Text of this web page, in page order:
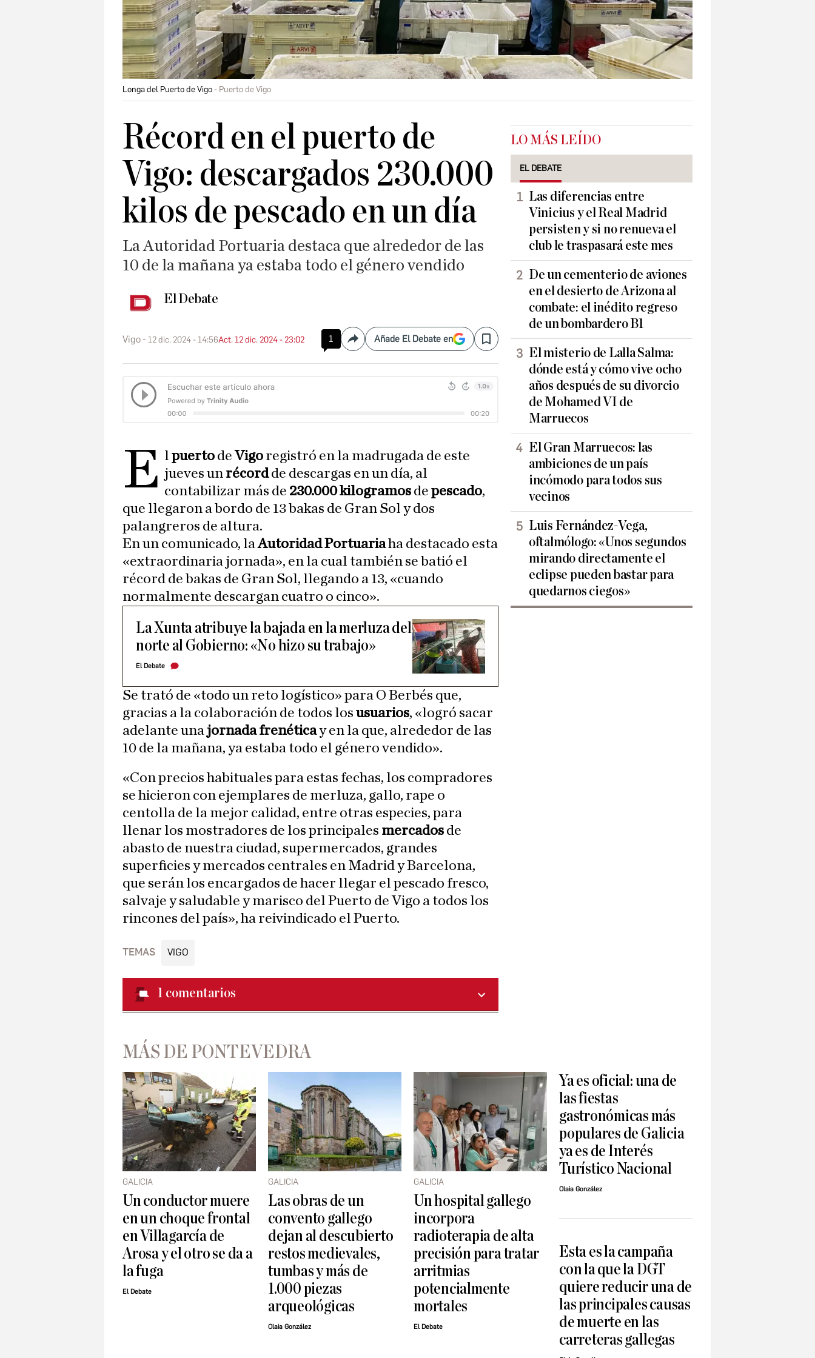
Longa del Puerto de Vigo Puerto de Vigo
Récord en el puerto de
Vigo: descargados 230.000
kilos de pescado en un día
La Autoridad Portuaria destaca que alrededor de las
10 de la mañana ya estaba todo el género vendido
El Debate
Vigo 12 dic. 2024 - 14:56Act. 12 dic. 2024 - 23:02 1 CompartirAñade El Debate en Save
E lpuerto deVigo registró en la madrugada de este
jueves un récordde descargas en un día, al
contabilizar más de 230.000 kilogramos depescado,
que llegaron a bordo de 13 bakas de Gran Sol y dos
palangreros de altura.
En un comunicado, laAutoridad Portuariaha destacado esta
«extraordinaria jornada», en la cual también se batió el
récord de bakas de Gran Sol, llegando a 13, «cuando
normalmente descargan cuatro o cinco».
La Xunta atribuye la bajada en la merluza del
norte al Gobierno: «No hizo su trabajo»
El Debate
Se trató de «todo un reto logístico» para O Berbés que,
gracias a la colaboración de todos los usuarios, «logró sacar
adelante una jornada frenéticay en la que, alrededor de las
10 de la mañana, ya estaba todo el género vendido».
«Con precios habituales para estas fechas, los compradores
se hicieron con ejemplares de merluza, gallo, rape o
centolla de la mejor calidad, entre otras especies, para
llenar los mostradores de los principales mercados de
abasto de nuestra ciudad, supermercados, grandes
superficies y mercados centrales en Madrid y Barcelona,
que serán los encargados de hacer llegar el pescado fresco,
salvaje y saludable y marisco del Puerto de Vigo a todos los
rincones del país», ha reivindicado el Puerto.
TEMAS VIGO
1 comentarios
LO MÁS LEÍDO
EL DEBATE
Las diferencias entre
Vinicius y el Real Madrid
persisten y si no renueva el
club le traspasará este mes
De un cementerio de aviones
en el desierto de Arizona al
combate: el inédito regreso
de un bombardero B1
El misterio de Lalla Salma:
dónde está y cómo vive ocho
años después de su divorcio
de Mohamed VI de
Marruecos
El Gran Marruecos: las
ambiciones de un país
incómodo para todos sus
vecinos
Luis Fernández-Vega,
oftalmólogo: «Unos segundos
mirando directamente el
eclipse pueden bastar para
quedarnos ciegos»
MÁS DE PONTEVEDRA
GALICIA
Un conductor muere
en un choque frontal
en Villagarcía de
Arosa y el otro se da a
la fuga
El Debate
GALICIA
Las obras de un
convento gallego
dejan al descubierto
restos medievales,
tumbas y más de
1.000 piezas
arqueológicas
Olaia González
GALICIA
Un hospital gallego
incorpora
radioterapia de alta
precisión para tratar
arritmias
potencialmente
mortales
El Debate
Ya es oficial: una de
las fiestas
gastronómicas más
populares de Galicia
ya es de Interés
Turístico Nacional
Olaia González
Esta es la campaña
con la que la DGT
quiere reducir una de
las principales causas
de muerte en las
carreteras gallegas